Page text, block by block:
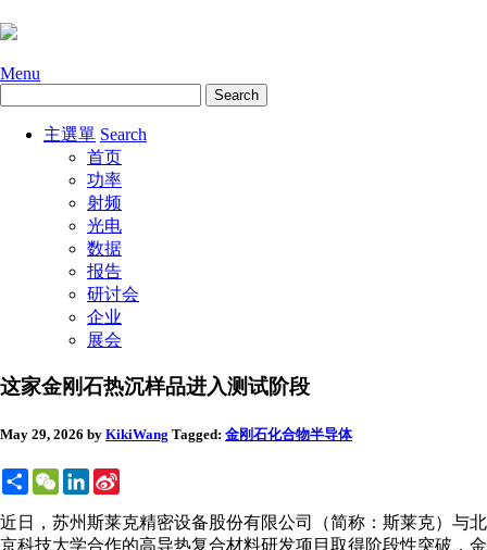
Menu
主選單 Search
首页
功率
射频
光电
数据
报告
研讨会
企业
展会
这家金刚石热沉样品进入测试阶段
May 29, 2026 by KikiWang Tagged: 金刚石化合物半导体
ShareWeChatLinkedIn
近日，苏州斯莱克精密设备股份有限公司（简称：斯莱克）与北
京科技大学合作的高导热复合材料研发项目取得阶段性突破，金